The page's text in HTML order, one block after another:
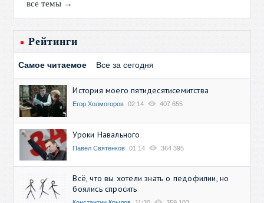
все темы →
Рейтинги
Самое читаемое Все за сегодня
История моего пятидесятисемитства
Егор Холмогоров 02:14 407 655
Уроки Навального
Павел Святенков 01:14 364 395
Всё, что вы хотели знать о педофилии, но
боялись спросить